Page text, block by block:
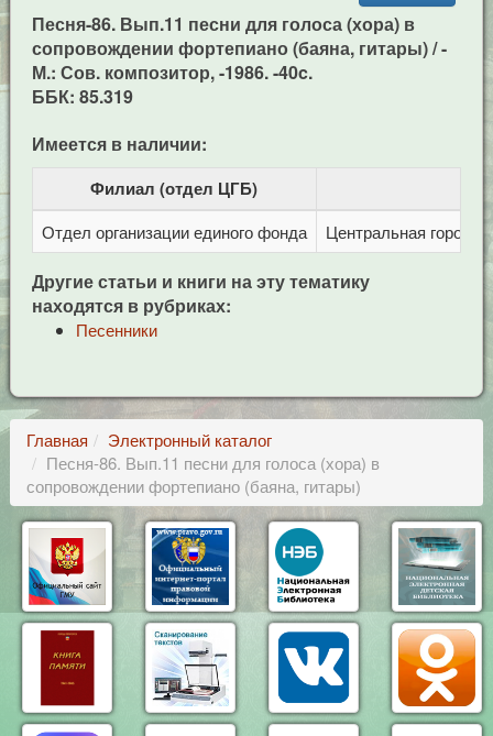
Песня-86. Вып.11 песни для голоса (хора) в
сопровождении фортепиано (баяна, гитары) / -
М.: Сов. композитор, -1986. -40c.
ББК: 85.319
Имеется в наличии:
Филиал (отдел ЦГБ)
Отдел организации единого фонда Центральная
Другие статьи и книги на эту тематику
находятся в рубриках:
Песенники
Главная
Электронный каталог
Песня-86. Вып.11 песни для голоса (хора) в
сопровождении фортепиано (баяна, гитары)